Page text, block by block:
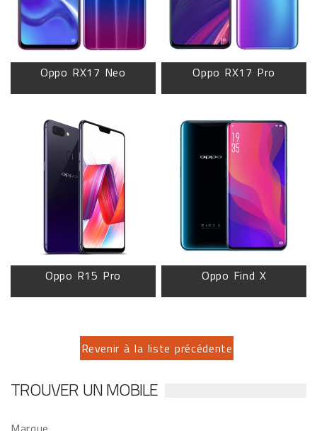
Oppo RX17 Neo Oppo RX17 Pro
Oppo R15 Pro Oppo Find X
Revenir à la liste précédente
TROUVER UN MOBILE